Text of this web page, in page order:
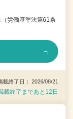
労働基準法第61条
終了日： 2026/08/21
載終了まであと12日